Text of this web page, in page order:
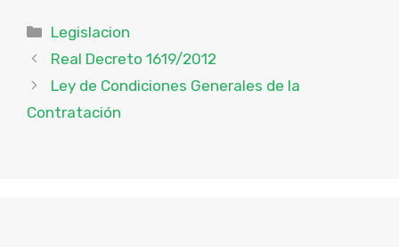
Categorías
Legislacion
Real Decreto 1619/2012
Ley de Condiciones Generales de la
Contratación